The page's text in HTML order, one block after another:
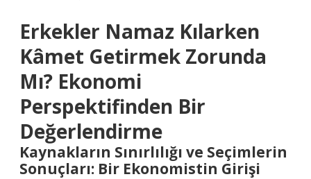
Erkekler Namaz Kılarken
Kâmet Getirmek Zorunda
Mı? Ekonomi
Perspektifinden Bir
Değerlendirme
Kaynakların Sınırlılığı ve Seçimlerin
Sonuçları: Bir Ekonomistin Girişi